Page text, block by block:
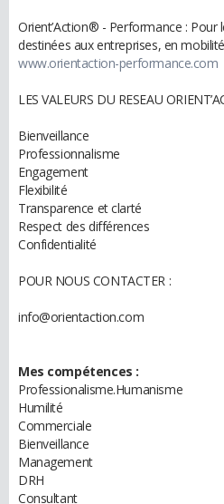
Orient’Action® - Performance : Pour
destinées aux entreprises, en
www.orientaction-performance.com
LES VALEURS DU RESEAU
Bienveillance
Professionnalisme
Engagement
Flexibilité
Transparence et clarté
Respect des différences
Confidentialité
POUR NOUS CONTACTER :
info@orientaction.com
Mes compétences :
Professionalisme.Humanisme
Humilité
Commerciale
Bienveillance
Management
DRH
Consultant